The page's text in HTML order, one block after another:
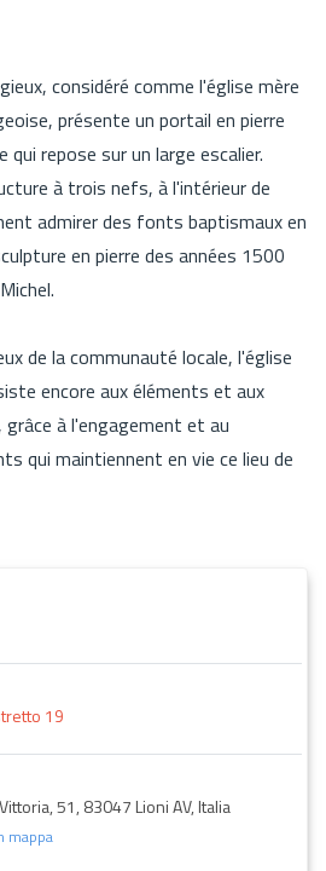
considéré comme l'église mère
présente un portail en pierre
repose sur un large escalier.
à trois nefs, à l'intérieur de
admirer des fonts baptismaux en
en pierre des années 1500
de la communauté locale, l'église
encore aux éléments et aux
à l'engagement et au
qui maintiennent en vie ce lieu de
19
51, 83047 Lioni AV, Italia
mappa